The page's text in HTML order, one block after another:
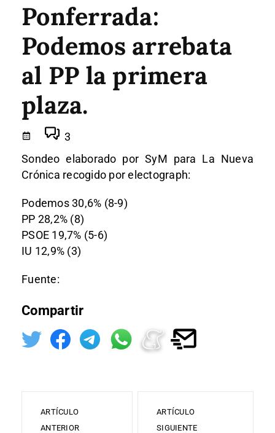
Ponferrada:
Podemos arrebata
al PP la primera
plaza.
3
Sondeo elaborado por SyM para La Nueva
Crónica recogido por electograph:
Podemos 30,6% (8-9)
PP 28,2% (8)
PSOE 19,7% (5-6)
IU 12,9% (3)
Fuente:
Compartir
ARTÍCULO
ANTERIOR
ARTÍCULO
SIGUIENTE